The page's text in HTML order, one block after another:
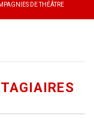
DE THÉÂTRE